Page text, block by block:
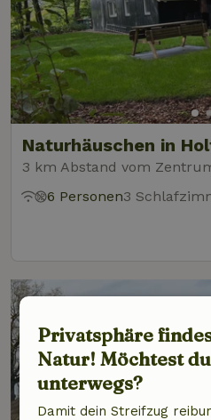
Naturhäuschen in
3 km Abstand vom
6 Personen3
Privatsphäre
Natur! Möchtest
unterwegs?
Damit dein Streifzug